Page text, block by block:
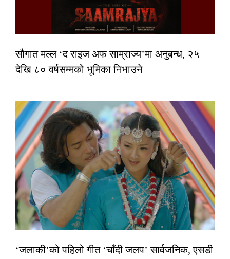
सौगात मल्ल ‘द राइज अफ साम्राज्य’मा अनुबन्ध, २५
देखि ८० वर्षसम्मको भूमिका निभाउने
‘जलाकी’को पहिलो गीत ‘चाँदी जलप’ सार्वजनिक, एसडी